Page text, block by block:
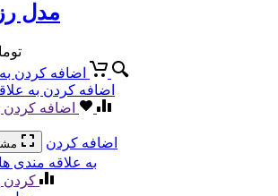
مدل رز
اضافه کردن
اضافه کردن به
اضافه کردن
اضافه کردن
به علاقه مندی ها
کردن